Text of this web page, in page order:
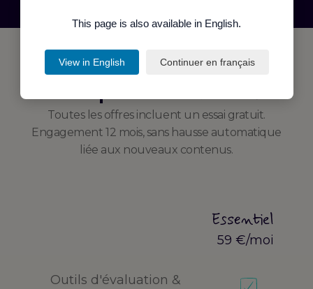
en détail
Toutes les offres incluent un essai gratuit.
Engagement 12 mois, sans hausse automatique
liée aux nouveaux contenus.
Essentielle
59 €/mois
Outils d'évaluation &
This page is also available in English.
View in English Continuer en français